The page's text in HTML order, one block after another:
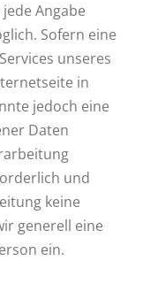
Angabe
Sofern eine
unseres
in
jedoch eine
Daten
und
keine
generell eine
ein.